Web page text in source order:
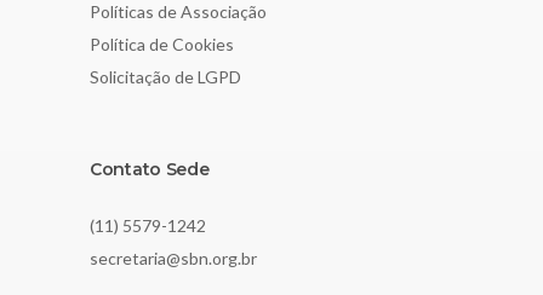
Políticas de Associação
Política de Cookies
Solicitação de LGPD
Contato Sede
(11) 5579-1242
secretaria@sbn.org.br